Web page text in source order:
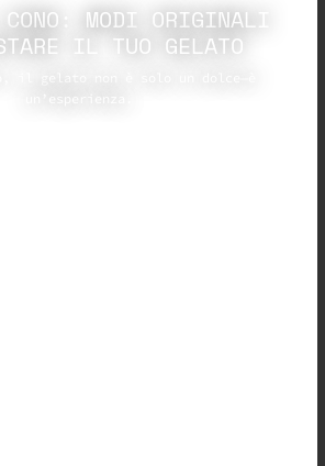
MODI ORIGINALI
IL TUO GELATO
un’esperienza.